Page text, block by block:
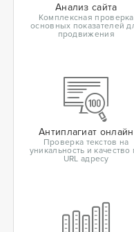
Анализ сайта
Комплексная проверка
основных показателей
продвижения
Антиплагиат онлайн
Проверка текстов на
уникальность и качество
URL адресу